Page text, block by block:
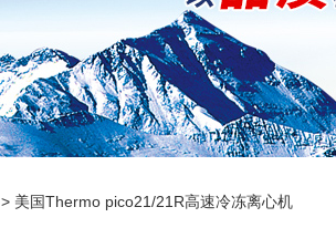
> 美国Thermo pico21/21R高速冷冻离心机